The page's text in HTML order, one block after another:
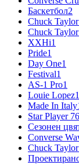
Баскетбол2
Chuck
Chuck
XXHi1
Pride1
Day One1
Festival1
AS-1 Pro1
Louie Lopez1
Made In Italy
Star Player 76
Сезонен
Converse
Chuck